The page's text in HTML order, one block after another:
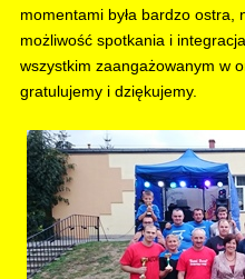
momentami była bardzo ostra,
możliwość spotkania i
wszystkim zaangażowanym w
gratulujemy i dziękujemy.